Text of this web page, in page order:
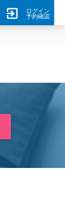
ログイン
予約確認